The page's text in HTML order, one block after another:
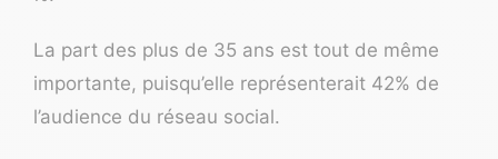
La part des plus de 35 ans est tout de même
importante, puisqu’elle représenterait 42% de
l’audience du réseau social.